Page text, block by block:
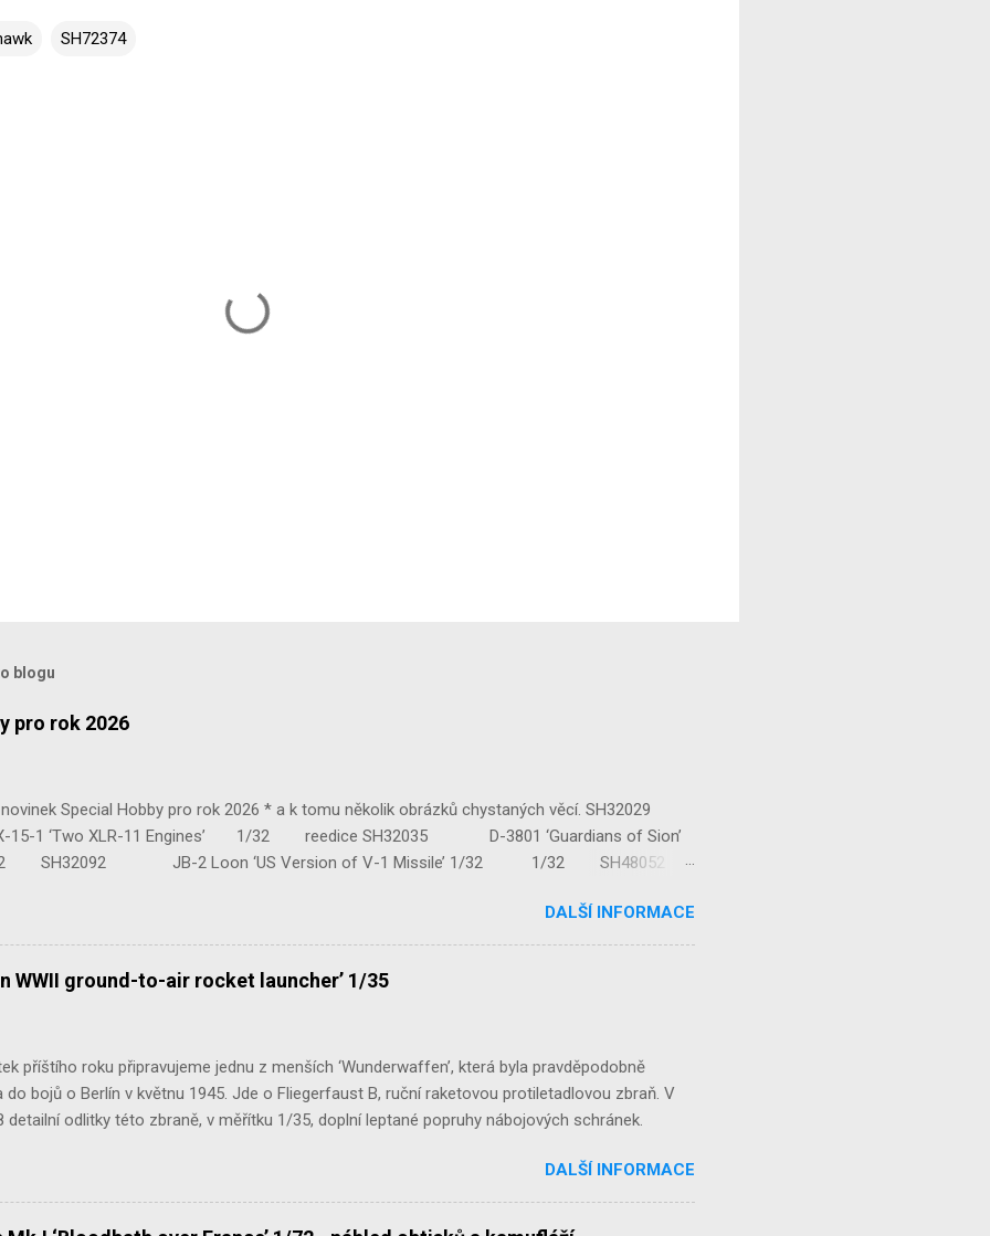
SH72374
blogu
pro rok 2026
Special Hobby pro rok 2026 * a k tomu několik obrázků chystaných věcí. SH32029
‘Two XLR-11 Engines’ 1/32 reedice SH32035 D-3801 ‘Guardians of Sion’
JB-2 Loon ‘US Version of V-1 Missile’ 1/32 1/32 SH48052
DALŠÍ INFORMACE
WWII ground-to-air rocket launcher’ 1/35
příštího roku připravujeme jednu z menších ‘Wunderwaffen’, která byla pravděpodobně
do bojů o Berlín v květnu 1945. Jde o Fliegerfaust B, ruční raketovou protiletadlovou zbraň. V
detailní odlitky této zbraně, v měřítku 1/35, doplní leptané popruhy nábojových schránek.
DALŠÍ INFORMACE